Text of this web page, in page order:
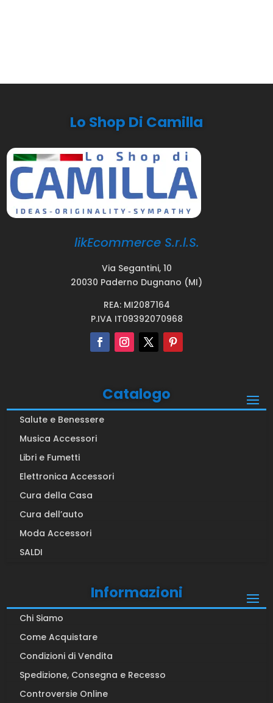
Lo Shop Di Camilla
likEcommerce S.r.l.S.
Via Segantini, 10
20030 Paderno Dugnano (MI)
REA: MI2087164
P.IVA IT09392070968
Catalogo
Salute e Benessere
Musica Accessori
Libri e Fumetti
Elettronica Accessori
Cura della Casa
Cura dell’auto
Moda Accessori
SALDI
Informazioni
Chi Siamo
Come Acquistare
Condizioni di Vendita
Spedizione, Consegna e Recesso
Controversie Online